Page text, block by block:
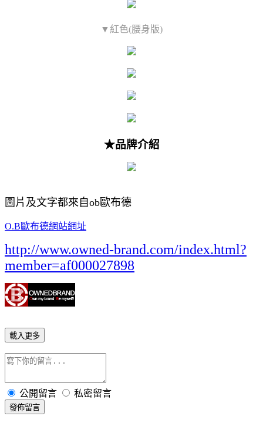
▼紅色(腰身版)
★品牌介紹
圖片及文字都來自ob歐布德
O.B歐布德網站網址
http://www.owned-brand.com/index.html?
member=af000027898
載入更多
公開留言 私密留言
發佈留言